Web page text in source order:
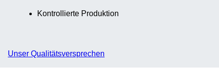
Kontrollierte Produktion
Unser Qualitätsversprechen